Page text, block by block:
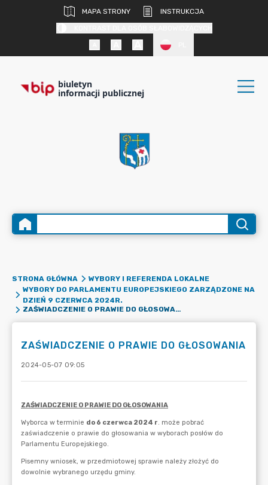
MAPA STRONY
INSTRUKCJA
biuletyn
informacji publicznej
STRONA GŁÓWNA
WYBORY I REFERENDA LOKALNE
WYBORY DO PARLAMENTU EUROPEJSKIEGO ZARZĄDZONE NA
DZIEŃ 9 CZERWCA 2024R.
ZAŚWIADCZENIE O PRAWIE DO GŁOSOWANIA
ZAŚWIADCZENIE O PRAWIE DO GŁOSOWANIA
2024-05-07 09:05